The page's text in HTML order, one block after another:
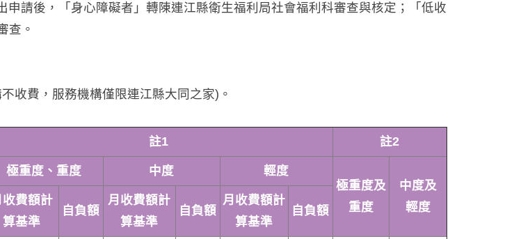
申請後，「身心障礙者」轉陳連江縣衛生福利局社會福利科審查與核定；「低收
查。
收費，服務機構僅限連江縣大同之家)。
註1 註2
極重度、重度 中度
輕度
極重度及
重度
中度及
輕度
收費額計
算基準
自負額
月收費額計
算基準
自負額
月收費額計
算基準
自負額